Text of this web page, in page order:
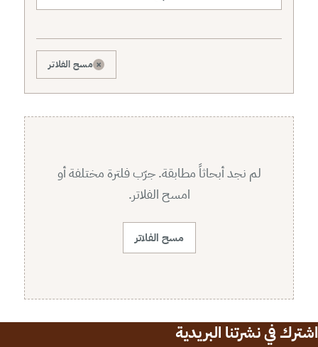
× مسح الفلاتر
لم نجد أبحاثاً مطابقة. جرّب فلترة مختلفة أو
امسح الفلاتر.
مسح الفلاتر
اشترك في نشرتنا البريدية